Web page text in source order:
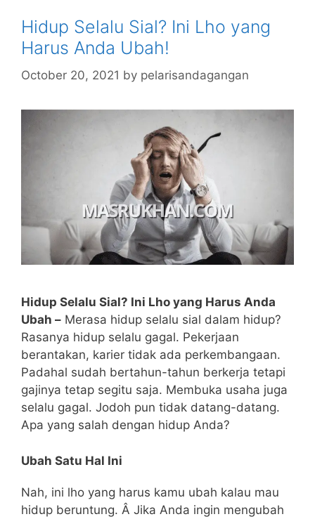
Hidup Selalu Sial? Ini Lho yang
Harus Anda Ubah!
October 20, 2021 by pelarisandagangan
Hidup Selalu Sial? Ini Lho yang Harus Anda
Ubah – Merasa hidup selalu sial dalam hidup?
Rasanya hidup selalu gagal. Pekerjaan
berantakan, karier tidak ada perkembangaan.
Padahal sudah bertahun-tahun berkerja tetapi
gajinya tetap segitu saja. Membuka usaha juga
selalu gagal. Jodoh pun tidak datang-datang.
Apa yang salah dengan hidup Anda?
Ubah Satu Hal Ini
Nah, ini lho yang harus kamu ubah kalau mau
hidup beruntung. Â Jika Anda ingin mengubah